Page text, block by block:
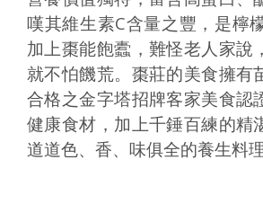
嘆其維生素C含量之豐，是檸
加上棗能飽蠹，難怪老人家說
就不怕饑荒。棗莊的美食擁有
合格之金字塔招牌客家美食認
健康食材，加上千錘百練的精
道道色、香、味俱全的養生料理